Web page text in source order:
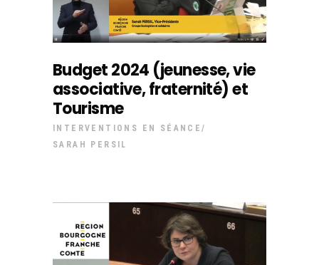
Budget 2024 (jeunesse, vie
associative, fraternité) et
Tourisme
INTERVENTIONS EN SÉANCE
SARAH PERSIL